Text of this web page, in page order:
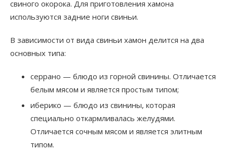
свиного окорока. Для приготовления хамона
используются задние ноги свиньи.
В зависимости от вида свиньи хамон делится на два
основных типа:
серрано — блюдо из горной свинины. Отличается
белым мясом и является простым типом;
иберико — блюдо из свинины, которая
специально откармливалась желудями.
Отличается сочным мясом и является элитным
типом.